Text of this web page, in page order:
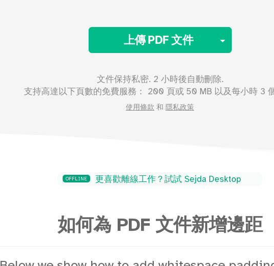
上傳 PDF 文件 Toggle
文件保持私密. 2 小時後自動刪除.
支持高達以下頁數的免費服務： 200 頁或 50 MB 以及每小時 3
使用條款 和 隱私政策
OFFLINE 更喜歡離線工作？試試 Sejda Desktop
如何為 PDF 文件新增邊距